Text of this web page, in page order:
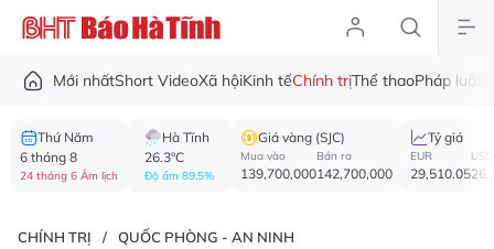
Mới nhấtShort VideoXã hộiKinh tếChính trịThể thaoPháp luật
Thứ Năm
6 tháng 8
24 tháng 6 Âm lịch
Hà Tĩnh
26.3°C
Độ ẩm 89.5%
Giá vàng (SJC)
Mua vào
139,700,000
Bán ra
142,700,000
Tỷ giá
EUR
29,510.05
USD
CHÍNH TRỊ QUỐC PHÒNG - AN NINH